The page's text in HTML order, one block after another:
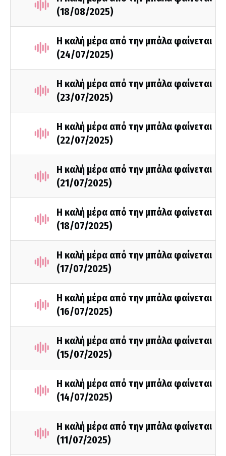
(18/08/2025)
Η καλή μέρα από την μπάλα φαίνεται
(24/07/2025)
Η καλή μέρα από την μπάλα φαίνεται
(23/07/2025)
Η καλή μέρα από την μπάλα φαίνεται
(22/07/2025)
Η καλή μέρα από την μπάλα φαίνεται
(21/07/2025)
Η καλή μέρα από την μπάλα φαίνεται
(18/07/2025)
Η καλή μέρα από την μπάλα φαίνεται
(17/07/2025)
Η καλή μέρα από την μπάλα φαίνεται
(16/07/2025)
Η καλή μέρα από την μπάλα φαίνεται
(15/07/2025)
Η καλή μέρα από την μπάλα φαίνεται
(14/07/2025)
Η καλή μέρα από την μπάλα φαίνεται
(11/07/2025)